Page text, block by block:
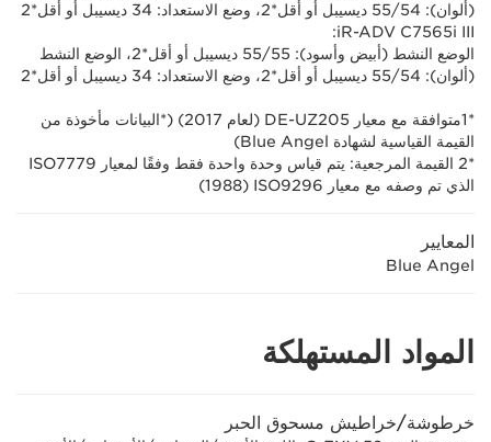
(ألوان): 54/‏55 ديسيبل أو أقل*2، وضع الاستعداد: 34 ديسيبل أو أقل*2
iR-ADV C7565i III:
الوضع النشط (أبيض وأسود): 55/‏55 ديسيبل أو أقل*2، الوضع النشط
(ألوان): 54/‏55 ديسيبل أو أقل*2، وضع الاستعداد: 34 ديسيبل أو أقل*2
*1متوافقة مع معيار DE-UZ205‏ (لعام 2017)‏ (*البيانات مأخوذة من
القيمة القياسية لشهادة Blue Angel)
*2 القيمة المرجعية: يتم قياس وحدة واحدة فقط وفقًا لمعيار ISO7779
الذي تم وصفه مع معيار ISO9296‏ (1988)
المعايير
Blue Angel
المواد المستهلكة
خرطوشة/خراطيش مسحوق الحبر